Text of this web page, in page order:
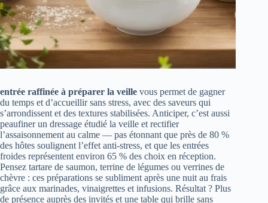
entrée raffinée à préparer la veille vous permet de gagner
du temps et d’accueillir sans stress, avec des saveurs qui
s’arrondissent et des textures stabilisées. Anticiper, c’est aussi
peaufiner un dressage étudié la veille et rectifier
l’assaisonnement au calme — pas étonnant que près de 80 %
des hôtes soulignent l’effet anti-stress, et que les entrées
froides représentent environ 65 % des choix en réception.
Pensez tartare de saumon, terrine de légumes ou verrines de
chèvre : ces préparations se subliment après une nuit au frais
grâce aux marinades, vinaigrettes et infusions. Résultat ? Plus
de présence auprès des invités et une table qui brille sans